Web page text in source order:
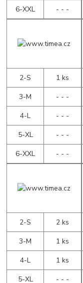
6-XXL
- - -
2-S
1 ks
3-M
- - -
4-L
- - -
5-XL
- - -
6-XXL
- - -
2-S
2 ks
3-M
1 ks
4-L
1 ks
5-XL
- - -